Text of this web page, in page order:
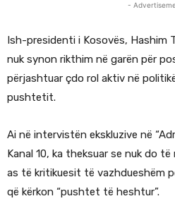
-
Ish-presidenti i Kosovës, Hashim
nuk synon rikthim në garën për
përjashtuar çdo rol aktiv në
pushtetit.
Ai në intervistën ekskluzive në
Kanal 10, ka theksuar se nuk do
as të kritikuesit të vazhdueshëm
që kërkon “pushtet të heshtur”.